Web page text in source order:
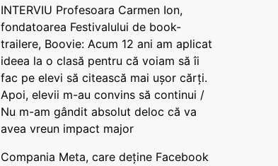
INTERVIU Profesoara Carmen Ion,
fondatoarea Festivalului de book-
trailere, Boovie: Acum 12 ani am aplicat
ideea la o clasă pentru că voiam să îi
fac pe elevi să citească mai ușor cărți.
Apoi, elevii m-au convins să continui /
Nu m-am gândit absolut deloc că va
avea vreun impact major
Compania Meta, care deține Facebook